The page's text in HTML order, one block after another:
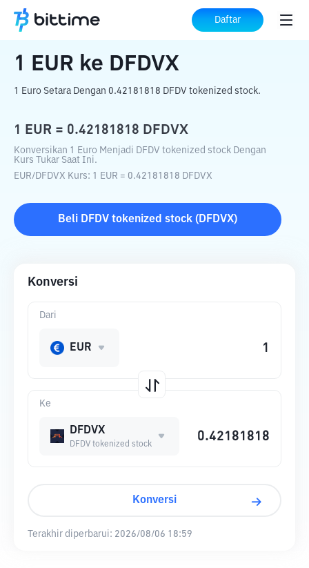
Daftar
Beranda Konverter Kripto ke DFDVX
1 EUR ke DFDVX
1 Euro Setara Dengan 0.42181818 DFDV tokenized stock.
1 EUR = 0.42181818 DFDVX
Konversikan 1 Euro Menjadi DFDV tokenized stock Dengan
Kurs Tukar Saat Ini.
EUR/DFDVX Kurs: 1 EUR = 0.42181818 DFDVX
Beli DFDV tokenized stock ( DFDVX)
Konversi
Ke
DFDVX
DFDV tokenized stock
Dari
EUR
Konversi
Terakhir diperbarui: 2026/08/06 18:59